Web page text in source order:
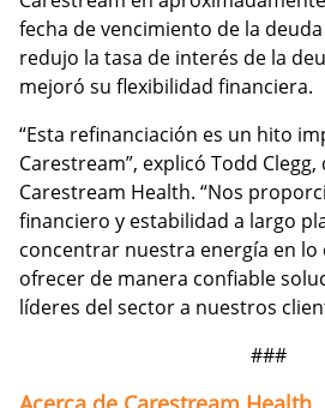
fecha de vencimiento de la deuda
redujo la tasa de interés de la
mejoró su flexibilidad financiera.
“Esta refinanciación es un hito
Carestream”, explicó Todd
Carestream Health. “Nos
financiero y estabilidad a largo
concentrar nuestra energía en
ofrecer de manera confiable
líderes del sector a nuestros
###